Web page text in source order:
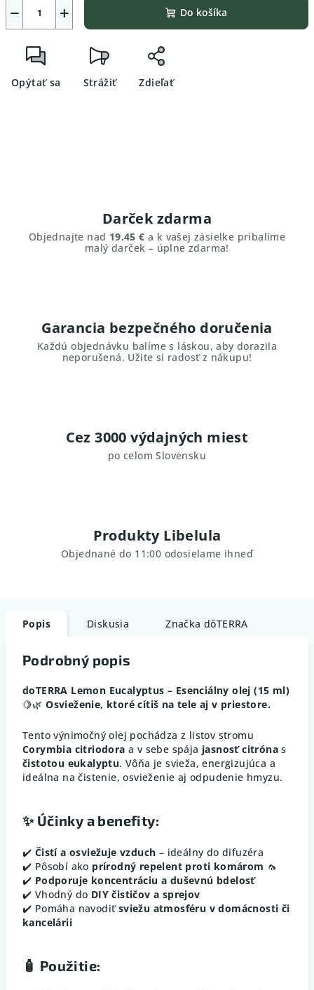
+
− Do košíka
Opýtať sa Strážiť Zdieľať
Darček zdarma
Objednajte nad 19.45 € a k vašej zásielke pribalíme
malý darček – úplne zdarma!
Garancia bezpečného doručenia
Každú objednávku balíme s láskou, aby dorazila
neporušená. Užite si radosť z nákupu!
Cez 3000 výdajných miest
po celom Slovensku
Produkty Libelula
Objednané do 11:00 odosielame ihneď
Popis Diskusia Značka dōTERRA
Podrobný popis
doTERRA Lemon Eucalyptus – Esenciálny olej (15 ml)
🍋🌿Osvieženie, ktoré cítiš na tele aj v priestore.
Tento výnimočný olej pochádza z listov stromu
Corymbia citriodora a v sebe spája jasnosť citróna s
čistotou eukalyptu. Vôňa je svieža, energizujúca a
ideálna na čistenie, osvieženie aj odpudenie hmyzu.
✨ Účinky a benefity:
✔️ Čistí a osviežuje vzduch – ideálny do difuzéra
✔️ Pôsobí ako prírodný repelent proti komárom 🦟
✔️ Podporuje koncentráciu a duševnú bdelosť
✔️ Vhodný do DIY čističov a sprejov
✔️ Pomáha navodiťsviežu atmosféru v domácnosti či
kancelárii
🧴 Použitie: